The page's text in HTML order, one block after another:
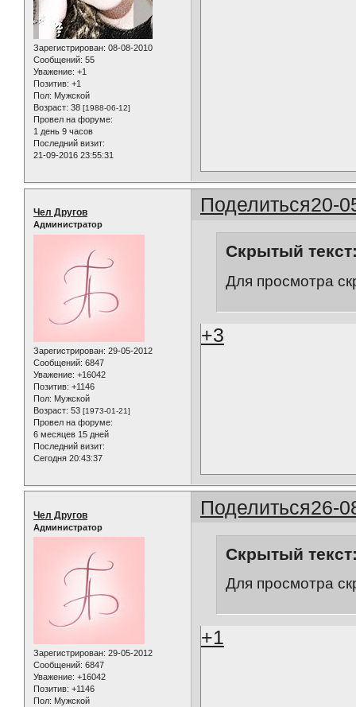
Зарегистрирован: 08-08-2010
Сообщений: 55
Уважение: +1
Позитив: +1
Пол: Мужской
Возраст: 38 [1988-06-12]
Провел на форуме:
1 день 9 часов
Последний визит:
21-09-2016 23:55:31
Поделиться20-
Чел Другов
Администратор
Зарегистрирован: 29-05-2012
Сообщений: 6847
Уважение: +16042
Позитив: +1146
Пол: Мужской
Возраст: 53 [1973-01-21]
Провел на форуме:
6 месяцев 15 дней
Последний визит:
Сегодня 20:43:37
Скрытый
Для просмотра
+3
Поделиться26-
Чел Другов
Администратор
Зарегистрирован: 29-05-2012
Сообщений: 6847
Уважение: +16042
Позитив: +1146
Пол: Мужской
Скрытый
Для просмотра
+1